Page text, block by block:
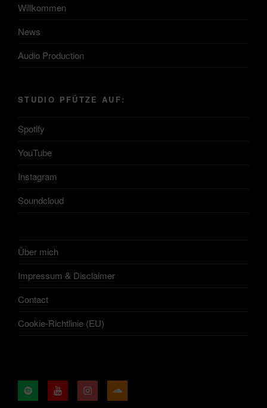
Willkommen
News
Audio Production
STUDIO PFÜTZE AUF:
Spotify
YouTube
Instagram
Soundcloud
Über mich
Impressum & Disclaimer
Contact
Cookie-Richtlinie (EU)
Spotify YouTubeInstagramSoundcloud